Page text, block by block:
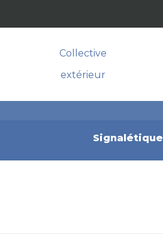
Collective
extérieur
Signalétique